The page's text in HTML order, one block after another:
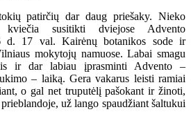
patirčių dar daug priešaky. Nieko
kviečia susitikti dviejose Advento
d. 17 val. Kairėnų botanikos sode ir
mokytojų namuose. Labai smagu
ir dar labiau įprasminti Advento –
– laiką. Gera vakarus leisti ramiai
o gal net truputėlį pašokant ir žinoti,
už lango spaudžiant šaltukui